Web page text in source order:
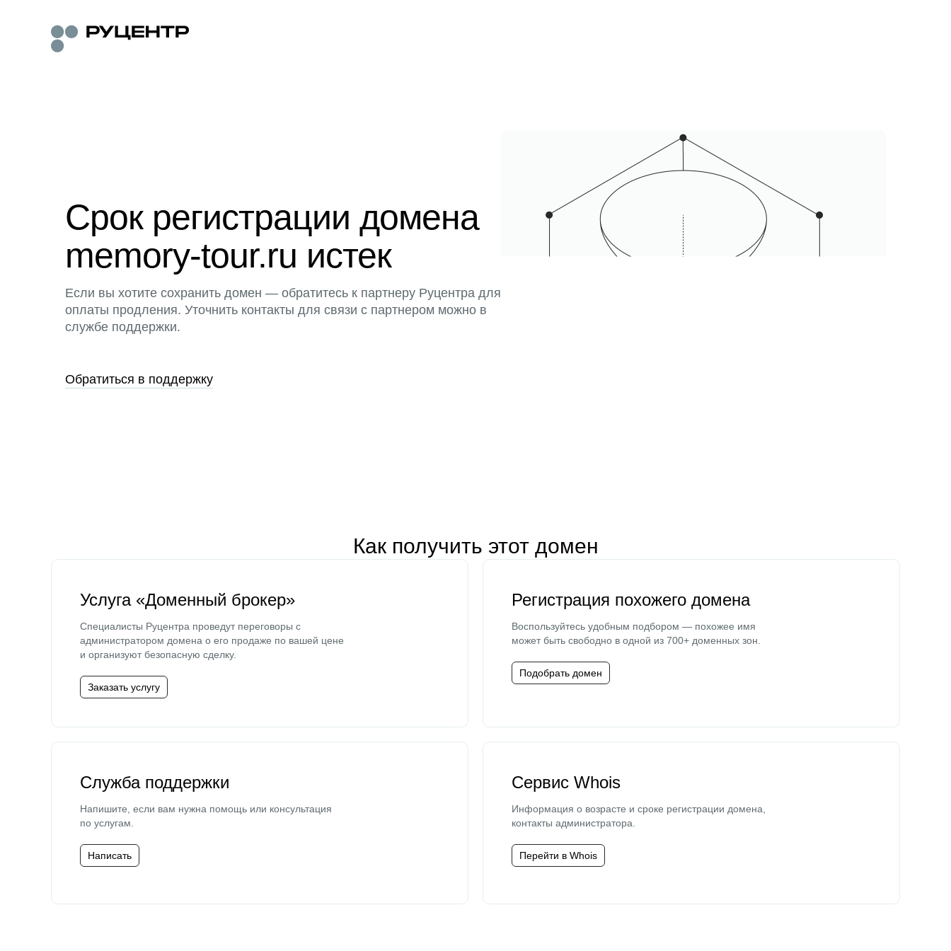
Срок регистрации домена
memory-tour.ru истек
Если вы хотите сохранить домен — обратитесь к партнеру Руцентра для
оплаты продления. Уточнить контакты для связи с партнером можно в
службе поддержки.
Обратиться в поддержку
Как получить этот домен
Услуга «Доменный брокер»
Специалисты Руцентра проведут переговоры с
администратором домена о его продаже по вашей цене
и организуют безопасную сделку.
Заказать услугу
Регистрация похожего домена
Воспользуйтесь удобным подбором — похожее имя
может быть свободно в одной из 700+ доменных зон.
Подобрать домен
Служба поддержки
Напишите, если вам нужна помощь или консультация
по услугам.
Написать
Сервис Whois
Информация о возрасте и сроке регистрации домена,
контакты администратора.
Перейти в Whois